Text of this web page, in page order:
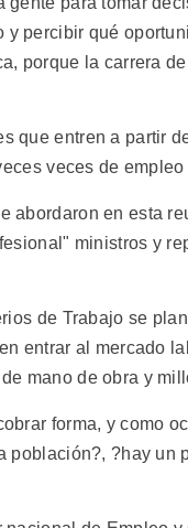
y percibir qué
porque la carrera
que entren a partir
veces de
abordaron en esta
ministros y
de Trabajo se
entrar al mercado
mano de obra y
forma, y como
población?, ?hay